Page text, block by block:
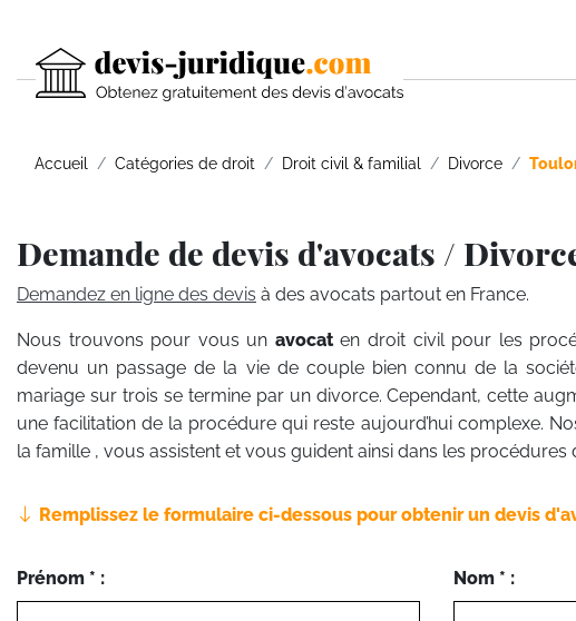
Accueil Catégories de droit Droit civil & familial Divorce
Demande de devis d'avocats /
Demandez en ligne des devis à des avocats partout en France.
Nous trouvons pour vous un avocaten droit civil pour les
devenu un passage de la vie de couple bien connu de la
mariage sur trois se termine par un divorce. Cependant, cette
une facilitation de la procédure qui reste aujourd’hui complexe.
la famille , vous assistent et vous guident ainsi dans les procédures
Remplissez le formulaire ci-dessous pour obtenir un devis
Prénom * : Nom * :